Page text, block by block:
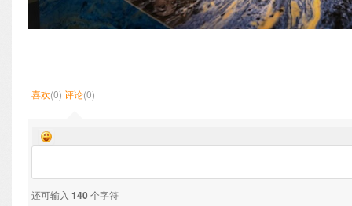
喜欢(0) 评论(0)
还可输入 140个字符